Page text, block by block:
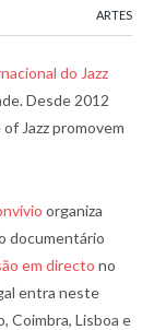
ARTES
do Jazz
Desde 2012
Jazz promovem
organiza
documentário
em directo no
entra neste
Coimbra, Lisboa e